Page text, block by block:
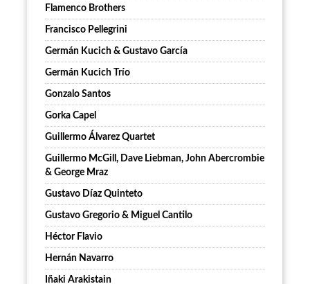
Flamenco Brothers
Francisco Pellegrini
Germán Kucich & Gustavo García
Germán Kucich Trío
Gonzalo Santos
Gorka Capel
Guillermo Álvarez Quartet
Guillermo McGill, Dave Liebman, John Abercrombie
& George Mraz
Gustavo Díaz Quinteto
Gustavo Gregorio & Miguel Cantilo
Héctor Flavio
Hernán Navarro
Iñaki Arakistain